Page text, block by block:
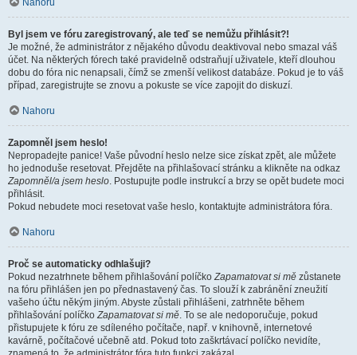
Nahoru
Byl jsem ve fóru zaregistrovaný, ale teď se nemůžu přihlásit?!
Je možné, že administrátor z nějakého důvodu deaktivoval nebo smazal váš
účet. Na některých fórech také pravidelně odstraňují uživatele, kteří dlouhou
dobu do fóra nic nenapsali, čímž se zmenší velikost databáze. Pokud je to váš
případ, zaregistrujte se znovu a pokuste se více zapojit do diskuzí.
Nahoru
Zapomněl jsem heslo!
Nepropadejte panice! Vaše původní heslo nelze sice získat zpět, ale můžete
ho jednoduše resetovat. Přejděte na přihlašovací stránku a klikněte na odkaz
Zapomněl/a jsem heslo. Postupujte podle instrukcí a brzy se opět budete moci
přihlásit.
Pokud nebudete moci resetovat vaše heslo, kontaktujte administrátora fóra.
Nahoru
Proč se automaticky odhlašuji?
Pokud nezatrhnete během přihlašování políčkoZapamatovat si mě zůstanete
na fóru přihlášen jen po přednastavený čas. To slouží k zabránění zneužití
vašeho účtu někým jiným. Abyste zůstali přihlášeni, zatrhněte během
přihlašování políčkoZapamatovat si mě. To se ale nedoporučuje, pokud
přistupujete k fóru ze sdíleného počítače, např. v knihovně, internetové
kavárně, počítačové učebně atd. Pokud toto zaškrtávací políčko nevidíte,